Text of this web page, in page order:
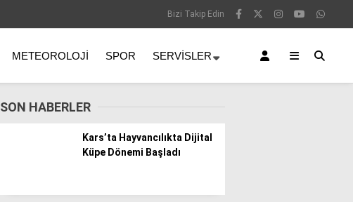
Bizi Takip Edin
METEOROLOJI SPOR SERVISLER
SON HABERLER
Kars’ta Hayvancılıkta Dijital
Küpe Dönemi Başladı